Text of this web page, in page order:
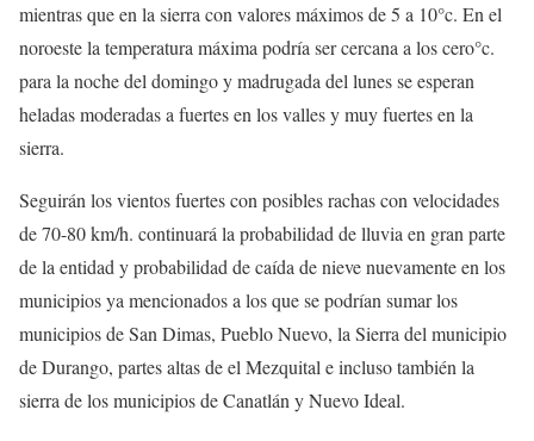
mientras que en la sierra con valores máximos de 5 a 10°c. En el
noroeste la temperatura máxima podría ser cercana a los cero°c.
para la noche del domingo y madrugada del lunes se esperan
heladas moderadas a fuertes en los valles y muy fuertes en la
sierra.
Seguirán los vientos fuertes con posibles rachas con velocidades
de 70-80 km/h. continuará la probabilidad de lluvia en gran parte
de la entidad y probabilidad de caída de nieve nuevamente en los
municipios ya mencionados a los que se podrían sumar los
municipios de San Dimas, Pueblo Nuevo, la Sierra del municipio
de Durango, partes altas de el Mezquital e incluso también la
sierra de los municipios de Canatlán y Nuevo Ideal.